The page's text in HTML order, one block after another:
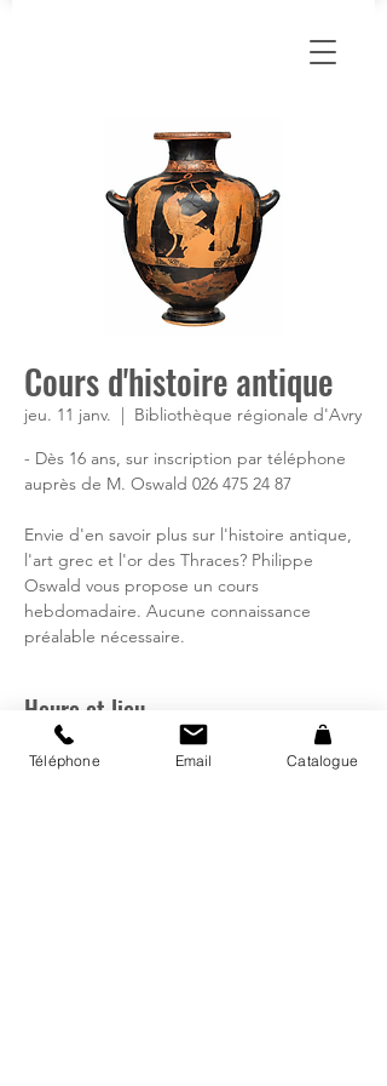
Cours d'histoire antique
jeu. 11 janv.
  |
Bibliothèque régionale d'Avry
- Dès 16 ans, sur inscription par téléphone
auprès de M. Oswald 026 475 24 87
Envie d'en savoir plus sur l'histoire antique,
l'art grec et l'or des Thraces? Philippe
Oswald vous propose un cours
hebdomadaire. Aucune connaissance
préalable nécessaire.
Heure et lieu
11 janv. 2024, 19:00 – 21:00
Téléphone Email Catalogue